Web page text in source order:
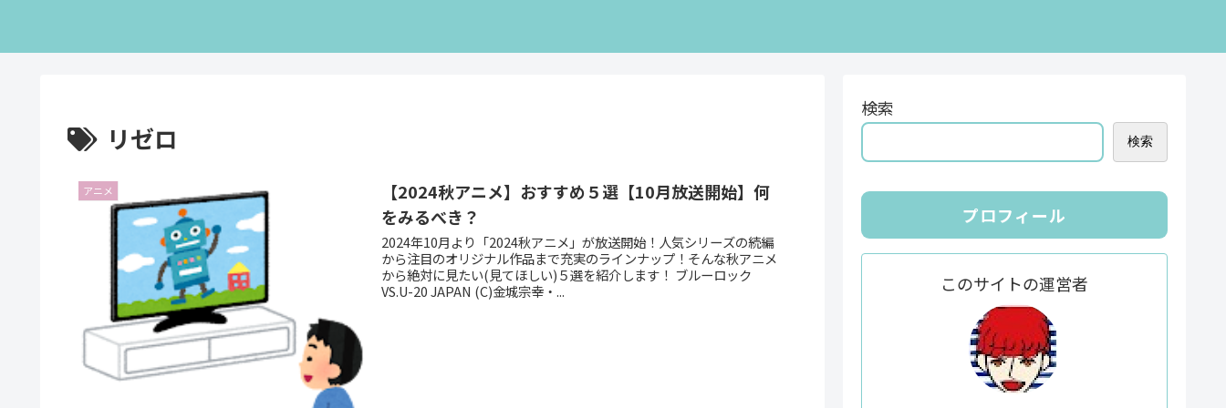
リゼロ
アニメ
【2024秋アニメ】おすすめ５選【10月放送開始】何
をみるべき？
2024年10月より「2024秋アニメ」が放送開始！人気シリーズの続編
から注目のオリジナル作品まで充実のラインナップ！そんな秋アニメ
から絶対に見たい(見てほしい)５選を紹介します！ ブルーロック
VS.U-20 JAPAN (C)金城宗幸・...
検索
検索
プロフィール
このサイトの運営者